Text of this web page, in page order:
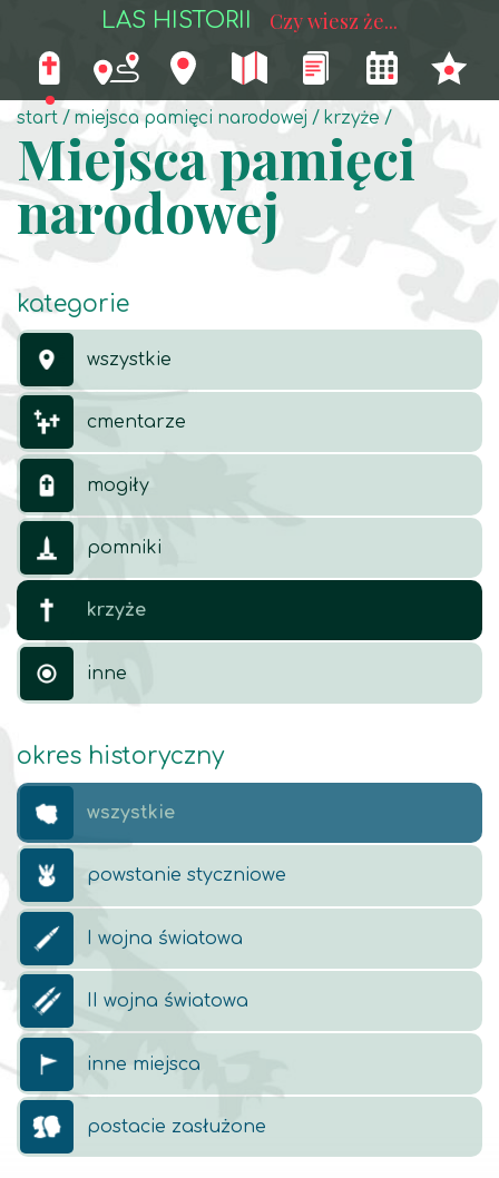
LAS HISTORII Czy wiesz że...
start miejsca pamięci narodowej krzyże
Miejsca pamięci
narodowej
kategorie
wszystkie
cmentarze
mogiły
pomniki
krzyże
inne
okres historyczny
wszystkie
powstanie styczniowe
I wojna światowa
II wojna światowa
inne miejsca
postacie zasłużone